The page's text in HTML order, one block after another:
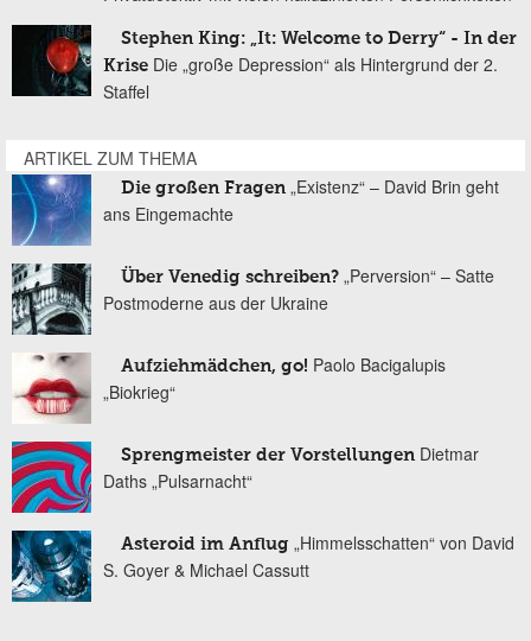
Stephen King: „It: Welcome to Derry“ - In der
Krise Die „große Depression“ als Hintergrund der 2.
Staffel
ARTIKEL ZUM THEMA
Die großen Fragen „Existenz“ – David Brin geht
ans Eingemachte
Über Venedig schreiben? „Perversion“ – Satte
Postmoderne aus der Ukraine
Aufziehmädchen, go! Paolo Bacigalupis
„Biokrieg“
Sprengmeister der Vorstellungen Dietmar
Daths „Pulsarnacht“
Asteroid im Anflug „Himmelsschatten“ von David
S. Goyer & Michael Cassutt